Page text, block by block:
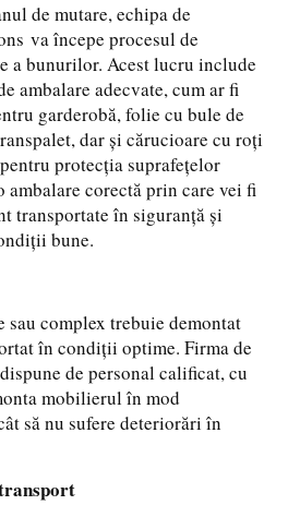
de mutare, echipa de
va începe procesul de
a bunurilor. Acest lucru include
ambalare adecvate, cum ar fi
garderobă, folie cu bule de
dar și cărucioare cu roți
protecția suprafețelor
ambalare corectă prin care vei fi
transportate în siguranță și
bune.
complex trebuie demontat
în condiții optime. Firma de
de personal calificat, cu
mobilierul în mod
să nu sufere deteriorări în